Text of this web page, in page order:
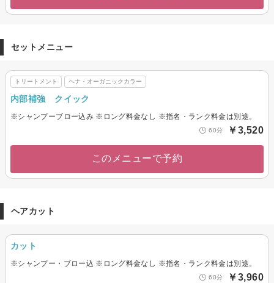
セットメニュー
トリートメント ヘナ・オーガニックカラー
内部補強 クイック
※シャンプーブロー込み ※ロング料金なし ※指名・ランク料金は別途。
60分 ￥3,520
このメニューで予約
ヘアカット
カット
※シャンプー・ブロー込 ※ロング料金なし ※指名・ランク料金は別途。
60分 ￥3,960